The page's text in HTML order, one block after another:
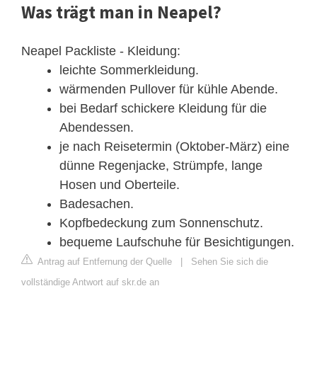
Was trägt man in Neapel?
Neapel Packliste - Kleidung:
leichte Sommerkleidung.
wärmenden Pullover für kühle Abende.
bei Bedarf schickere Kleidung für die
Abendessen.
je nach Reisetermin (Oktober-März) eine
dünne Regenjacke, Strümpfe, lange
Hosen und Oberteile.
Badesachen.
Kopfbedeckung zum Sonnenschutz.
bequeme Laufschuhe für Besichtigungen.
Antrag auf Entfernung der Quelle
Sehen Sie sich die
vollständige Antwort auf skr.de an